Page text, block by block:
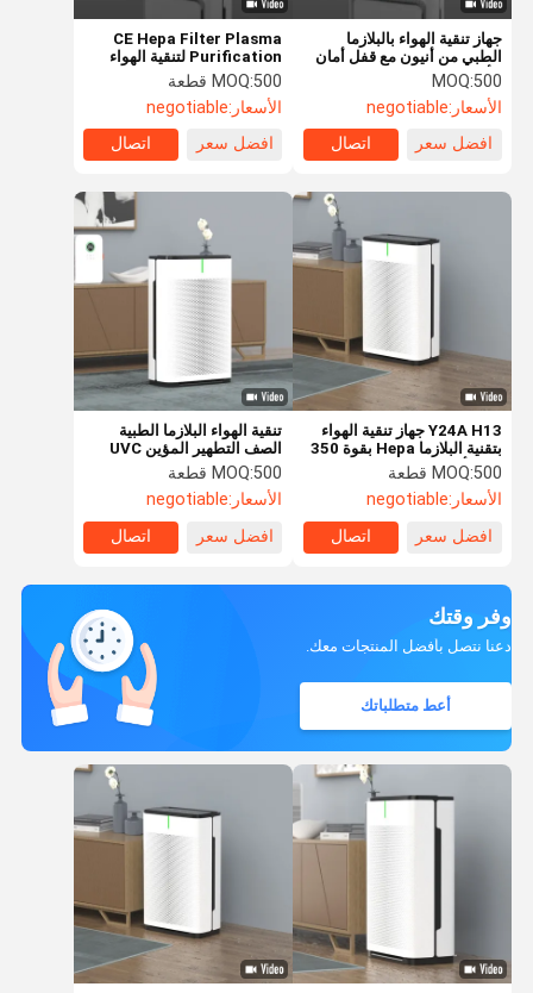
CE Hepa Filter Plasma
Purification لتنقية الهواء
للغبار والدخان
MOQ:500 قطعة
الأسعار:negotiable
افضل سعر
اتصال
جهاز تنقية الهواء بالبلازما
الطبي من أنيون مع قفل أمان
للأطفالMOQ:500
الأسعار:negotiable
افضل سعر
اتصال
تنقية الهواء البلازما الطبية
الصف التطهير المؤين UVC
للمنزلMOQ:500 قطعة
الأسعار:negotiable
افضل سعر
اتصال
Y24A H13 جهاز تنقية الهواء
بتقنية البلازما Hepa بقوة 350
مللي أمبير / ساعة دينامو التيار
المتردد
MOQ:500 قطعة
الأسعار:negotiable
افضل سعر
اتصال
وفر وقتك
دعنا نتصل بأفضل المنتجات معك.
أعط متطلباتك